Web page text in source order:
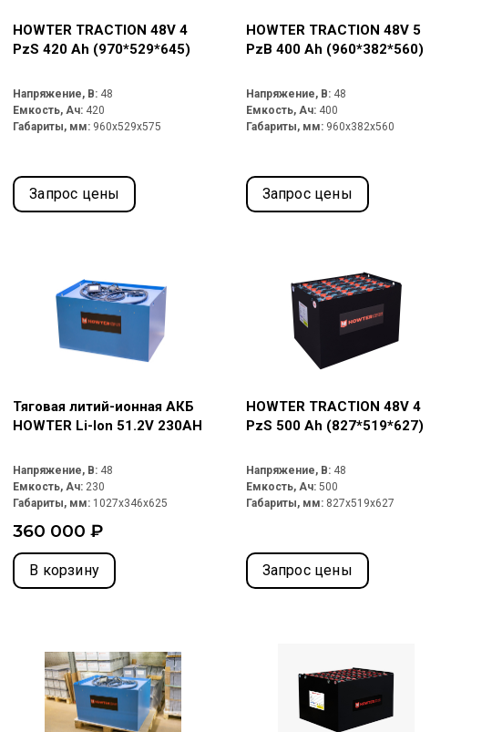
HOWTER TRACTION 48V 4
PzS 420 Ah (970*529*645)
Напряжение, В: 48
Емкость, Ач: 420
Габариты, мм: 960x529x575
Запрос цены
HOWTER TRACTION 48V 5
PzB 400 Ah (960*382*560)
Напряжение, В: 48
Емкость, Ач: 400
Габариты, мм: 960x382x560
Запрос цены
Тяговая литий-ионная АКБ
HOWTER Li-Ion 51.2V 230AH
Напряжение, В: 48
Емкость, Ач: 230
Габариты, мм: 1027x346x625
360 000 ₽
В корзину
HOWTER TRACTION 48V 4
PzS 500 Ah (827*519*627)
Напряжение, В: 48
Емкость, Ач: 500
Габариты, мм: 827x519x627
Запрос цены